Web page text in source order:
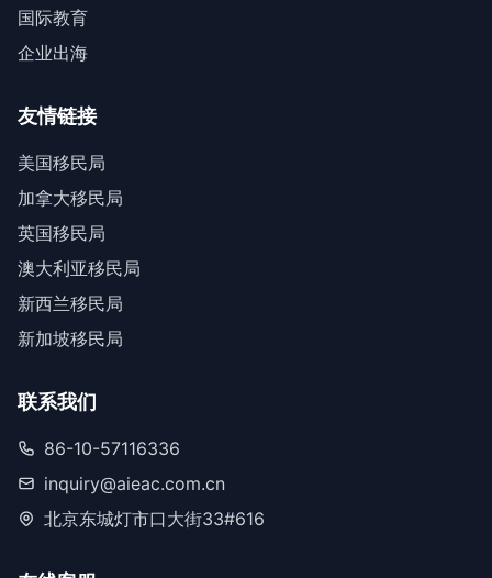
国际教育
企业出海
友情链接
美国移民局
加拿大移民局
英国移民局
澳大利亚移民局
新西兰移民局
新加坡移民局
联系我们
86-10-57116336
inquiry@aieac.com.cn
北京东城灯市口大街33#616